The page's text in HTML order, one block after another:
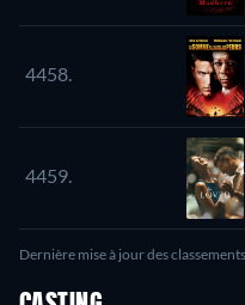
4458.
4459.
Dernière mise à jour des